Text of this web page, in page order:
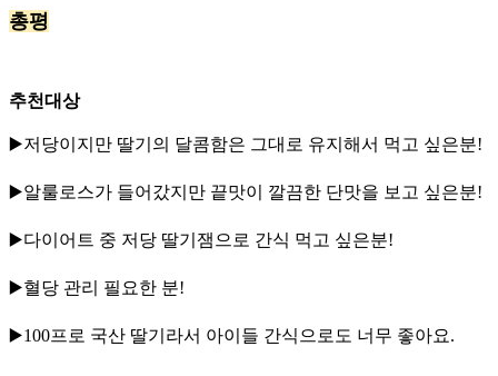
총평
추천대상
▶️저당이지만 딸기의 달콤함은 그대로 유지해서 먹고 싶은분!
▶️알룰로스가 들어갔지만 끝맛이 깔끔한 단맛을 보고 싶은분!
▶️다이어트 중 저당 딸기잼으로 간식 먹고 싶은분!
▶️혈당 관리 필요한 분!
▶️100프로 국산 딸기라서 아이들 간식으로도 너무 좋아요.